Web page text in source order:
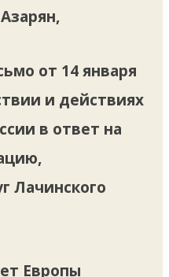
от 14 января
и действиях
в ответ на
Лачинского
Европы